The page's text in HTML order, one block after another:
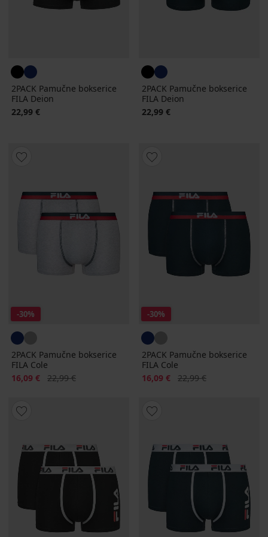
2PACK Pamučne bokserice
FILA Deion
22,99 €
2PACK Pamučne bokserice
FILA Deion
22,99 €
-30%
2PACK Pamučne bokserice
FILA Cole
Popust
16,09 € Prvobitna cijena
22,99 €
-30%
2PACK Pamučne bokserice
FILA Cole
Popust
16,09 € Prvobitna cijena
22,99 €